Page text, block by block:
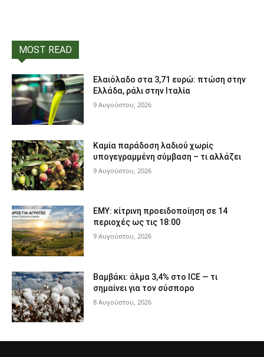
MOST READ
Ελαιόλαδο στα 3,71 ευρώ: πτώση στην
Ελλάδα, ράλι στην Ιταλία
9 Αυγούστου, 2026
Καμία παράδοση λαδιού χωρίς
υπογεγραμμένη σύμβαση – τι αλλάζει
9 Αυγούστου, 2026
ΕΜΥ: κίτρινη προειδοποίηση σε 14
περιοχές ως τις 18:00
9 Αυγούστου, 2026
Βαμβάκι: άλμα 3,4% στο ICE — τι
σημαίνει για τον σύσπορο
8 Αυγούστου, 2026